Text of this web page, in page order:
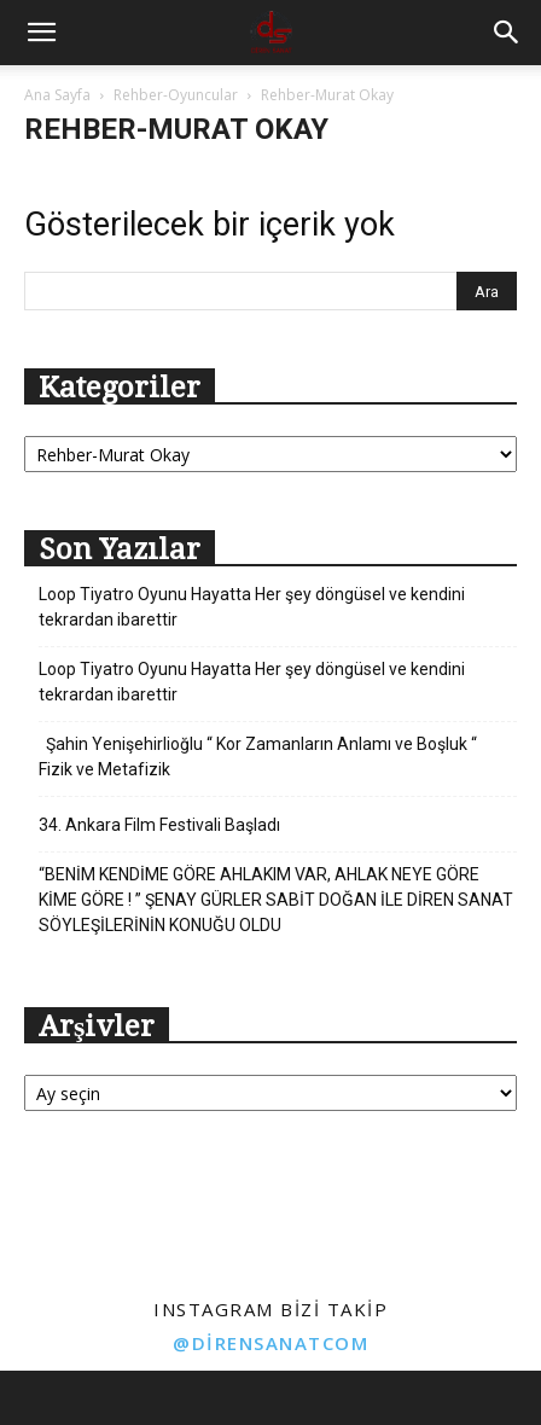
Ana Sayfa Rehber-Oyuncular Rehber-Murat Okay
REHBER-MURAT OKAY
Gösterilecek bir içerik yok
Kategoriler
Kategoriler
Son Yazılar
Loop Tiyatro Oyunu Hayatta Her şey döngüsel ve kendini
tekrardan ibarettir
Loop Tiyatro Oyunu Hayatta Her şey döngüsel ve kendini
tekrardan ibarettir
Şahin Yenişehirlioğlu “ Kor Zamanların Anlamı ve Boşluk “
Fizik ve Metafizik
34. Ankara Film Festivali Başladı
“BENİM KENDİME GÖRE AHLAKIM VAR, AHLAK NEYE GÖRE
KİME GÖRE ! ” ŞENAY GÜRLER SABİT DOĞAN İLE DİREN SANAT
SÖYLEŞİLERİNİN KONUĞU OLDU
Arşivler
Arşivler
INSTAGRAM BIZI TAKIP
@DIRENSANATCOM